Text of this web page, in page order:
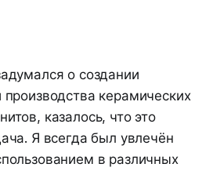
о создании
производства керамических
казалось, что это
Я всегда был увлечён
в различных